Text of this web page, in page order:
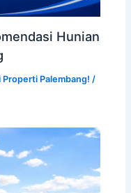
Hunian
Palembang! /